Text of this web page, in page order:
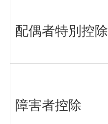
配偶者特別控除
障害者控除